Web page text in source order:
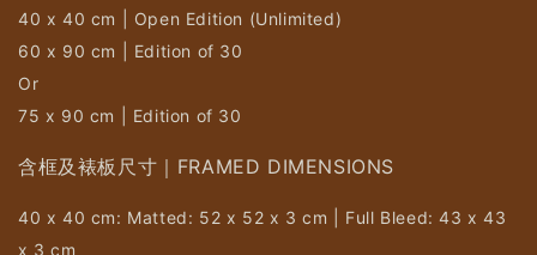
40 x 40 cm | Open Edition (Unlimited)
60 x 90 cm | Edition of 30
Or
75 x 90 cm | Edition of 30
含框及裱板尺寸｜FRAMED DIMENSIONS
40 x 40 cm: Matted: 52 x 52 x 3 cm | Full Bleed: 43 x 43
x 3 cm